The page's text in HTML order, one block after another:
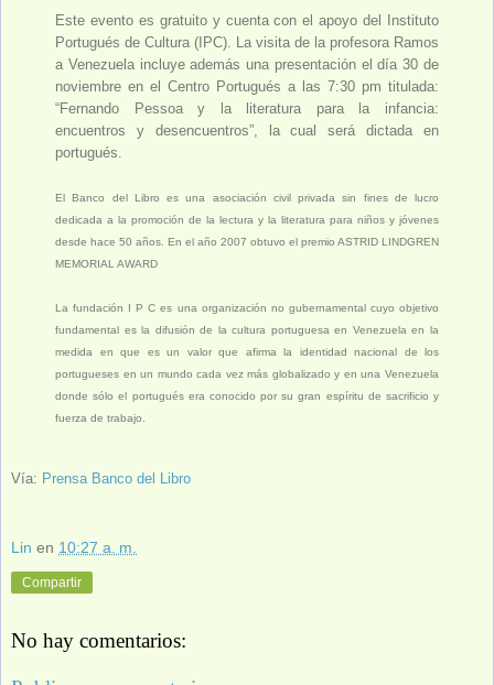
Este evento es gratuito y cuenta con el apoyo del Instituto
Portugués de Cultura (IPC). La visita de la profesora Ramos
a Venezuela incluye además una presentación el día 30 de
noviembre en el Centro Portugués a las 7:30 pm titulada:
“Fernando Pessoa y la literatura para la infancia:
encuentros y desencuentros”, la cual será dictada en
portugués.
El Banco del Libro es una asociación civil privada sin fines de lucro
dedicada a la promoción de la lectura y la literatura para niños y jóvenes
desde hace 50 años. En el año 2007 obtuvo el premio ASTRID LINDGREN
MEMORIAL AWARD
La fundación I P C es una organización no gubernamental cuyo objetivo
fundamental es la difusión de la cultura portuguesa en Venezuela en la
medida en que es un valor que afirma la identidad nacional de los
portugueses en un mundo cada vez más globalizado y en una Venezuela
donde sólo el portugués era conocido por su gran espíritu de sacrificio y
fuerza de trabajo.
Vía: Prensa Banco del Libro
Lin en 10:27 a. m.
Compartir
No hay comentarios: